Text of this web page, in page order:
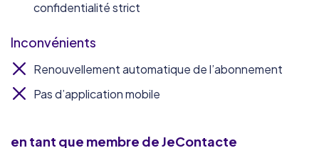
confidentialité strict
Inconvénients
Renouvellement automatique de l’abonnement
Pas d’application mobile
en tant que membre de JeContacte